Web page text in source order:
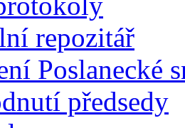
repozitář
Poslanecké
předsedy